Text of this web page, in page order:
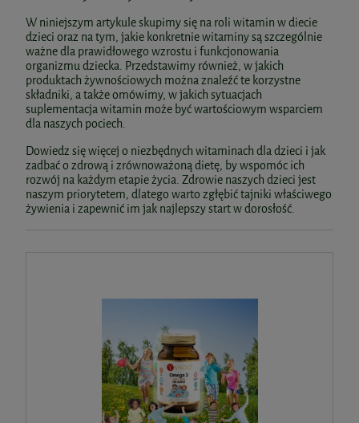
W niniejszym artykule skupimy się na roli witamin w diecie
dzieci oraz na tym, jakie konkretnie witaminy są szczególnie
ważne dla prawidłowego wzrostu i funkcjonowania
organizmu dziecka. Przedstawimy również, w jakich
produktach żywnościowych można znaleźć te korzystne
składniki, a także omówimy, w jakich sytuacjach
suplementacja witamin może być wartościowym wsparciem
dla naszych pociech.
Dowiedz się więcej o niezbędnych witaminach dla dzieci i jak
zadbać o zdrową i zrównoważoną dietę, by wspomóc ich
rozwój na każdym etapie życia. Zdrowie naszych dzieci jest
naszym priorytetem, dlatego warto zgłębić tajniki właściwego
żywienia i zapewnić im jak najlepszy start w dorosłość.